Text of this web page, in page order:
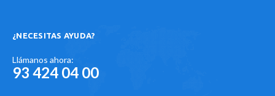
¿NECESITAS AYUDA?
Llámanos ahora:
93 424 04 00